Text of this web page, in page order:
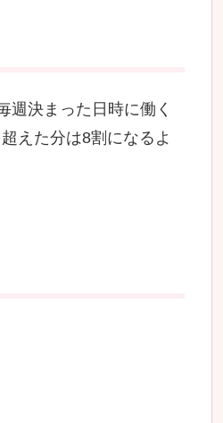
週決まった日時に働く
えた分は8割になるよ